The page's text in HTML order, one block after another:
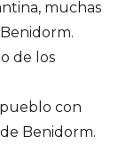
muchas
de los
con
Benidorm.